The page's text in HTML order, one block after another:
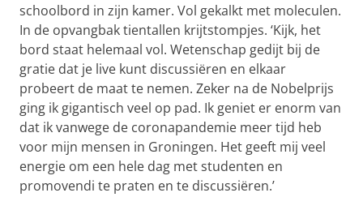
schoolbord in zijn kamer. Vol gekalkt met moleculen.
In de opvangbak tientallen krijtstompjes. ‘Kijk, het
bord staat helemaal vol. Wetenschap gedijt bij de
gratie dat je live kunt discussiëren en elkaar
probeert de maat te nemen. Zeker na de Nobelprijs
ging ik gigantisch veel op pad. Ik geniet er enorm van
dat ik vanwege de coronapandemie meer tijd heb
voor mijn mensen in Groningen. Het geeft mij veel
energie om een hele dag met studenten en
promovendi te praten en te discussiëren.’